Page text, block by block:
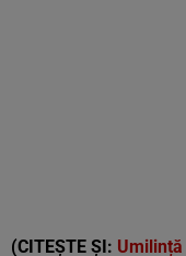
(CITEȘTE ȘI: